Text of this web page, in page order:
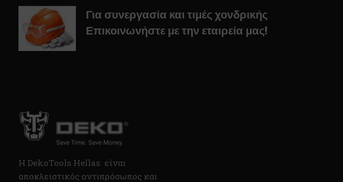
Για συνεργασία και τιμές χονδρικής
Επικοινωνήστε με την εταιρεία μας!
H DekoTools Hellas είναι
αποκλειστικός αντιπρόσωπος και